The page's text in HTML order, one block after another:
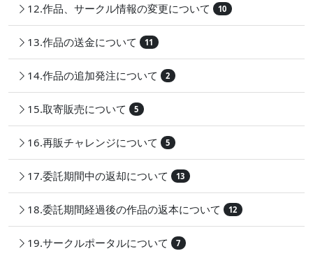
12.作品、サークル情報の変更について 10
13.作品の送金について 11
14.作品の追加発注について 2
15.取寄販売について 5
16.再販チャレンジについて 5
17.委託期間中の返却について 13
18.委託期間経過後の作品の返本について 12
19.サークルポータルについて 7